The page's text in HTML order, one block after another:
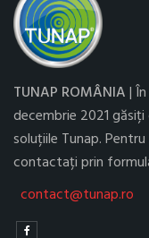
TUNAP ROMÂNIA|
decembrie 2021
soluțiile Tunap.
contactați prin
contact@tunap.ro